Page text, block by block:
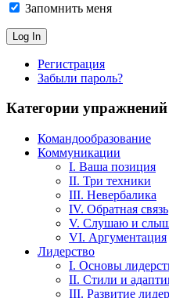
Запомнить меня
Регистрация
Забыли пароль?
Категории упражнений
Командообразование
Коммуникации
I. Ваша позиция
II. Три техники
III. Невербалика
IV. Обратная связь
V. Слушаю и
VI. Аргументация
Лидерство
I. Основы
II. Стили и
III. Развитие